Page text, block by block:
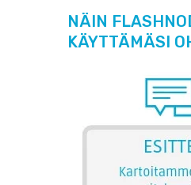
NÄIN
KÄYTTÄMÄSI